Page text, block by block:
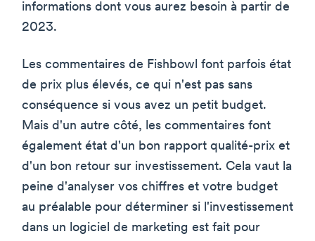
informations dont vous aurez besoin à partir de
2023.
Les commentaires de Fishbowl font parfois état
de prix plus élevés, ce qui n'est pas sans
conséquence si vous avez un petit budget.
Mais d'un autre côté, les commentaires font
également état d'un bon rapport qualité-prix et
d'un bon retour sur investissement. Cela vaut la
peine d'analyser vos chiffres et votre budget
au préalable pour déterminer si l'investissement
dans un logiciel de marketing est fait pour